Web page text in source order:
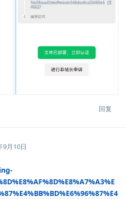
回复
9月10日